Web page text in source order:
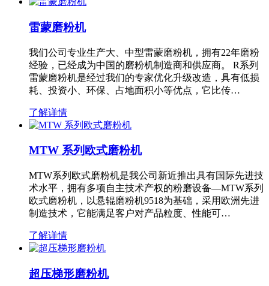
雷蒙磨粉机
我们公司专业生产大、中型雷蒙磨粉机，拥有22年磨粉
经验，已经成为中国的磨粉机制造商和供应商。 R系列
雷蒙磨粉机是经过我们的专家优化升级改造，具有低损
耗、投资小、环保、占地面积小等优点，它比传…
了解详情
MTW 系列欧式磨粉机
MTW系列欧式磨粉机是我公司新近推出具有国际先进技
术水平，拥有多项自主技术产权的粉磨设备—MTW系列
欧式磨粉机，以悬辊磨粉机9518为基础，采用欧洲先进
制造技术，它能满足客户对产品粒度、性能可…
了解详情
超压梯形磨粉机